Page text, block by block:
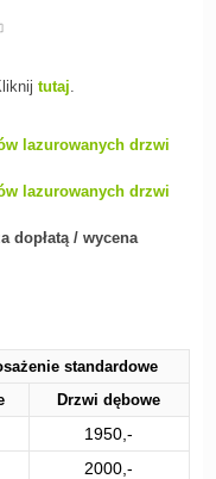
tutaj.
lazurowanych drzwi
lazurowanych drzwi
dopłatą / wycena
standardowe
Drzwi dębowe
1950,-
2000,-